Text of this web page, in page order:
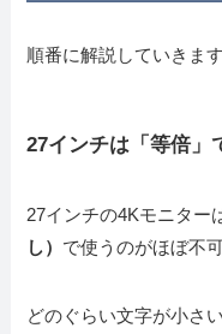
順番に解説していきます
27インチは「等倍」
27インチの4Kモニター
し） で使うのがほぼ不
どのぐらい文字が小さ